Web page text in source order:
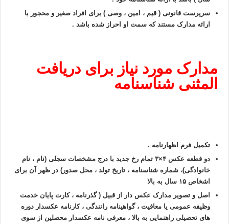
سرپرست قانونی ( قیم ، امین ، وصی ) برای افراد صغیر و محجور با
ارائه مدارک مستند که سمت او احراز شده باشد .
مدارک مورد نیاز برای دریافت
المثنی شناسنامه
تکمیل فرم اظهارنامه .
دو قطعه عکس ۴×۳ تمام رخ جدید با درج مشخصات سجلی (نام ، نام
خانوادگی)، شماره شناسنامه ، تاریخ تولد ، محل صدور) در ظهر آن برای
اشخاص ۱۵ سال به بالا
اصل و تصویر مدارک عکس دار از قبیل ( گذرنامه ، کارت پایان خدمت
وظیفه عمومی یا معافیت ، گواهینامه رانندگی ، کارنامه عکسدار دوره
های تحصیلی راهنمایی به بالا ، معرفی نامه عکسدار محصلین از سوی